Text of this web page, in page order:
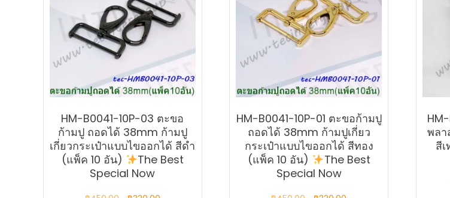
HM-B0041-10P-03 ตะขอ
ก้ามปู ถอดได้ 38mm ก้ามปู
เกี่ยวกระเป๋าแบบไขออกได้ สีดำ
(แพ็ค 10 อัน)
The Best
Special Now
HM-B0041-10P-01 ตะขอก้ามปู
ถอดได้ 38mm ก้ามปูเกี่ยว
กระเป๋าแบบไขออกได้ สีทอง
(แพ็ค 10 อัน)
The Best
Special Now
พล
สี